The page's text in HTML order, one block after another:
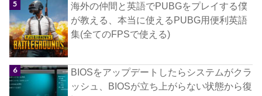
海外の仲間と英語でPUBGをプレイする僕
が教える、本当に使えるPUBG用便利英語
集(全てのFPSで使える)
BIOSをアップデートしたらシステムがクラ
ッシュ、BIOSが立ち上がらない状態から復